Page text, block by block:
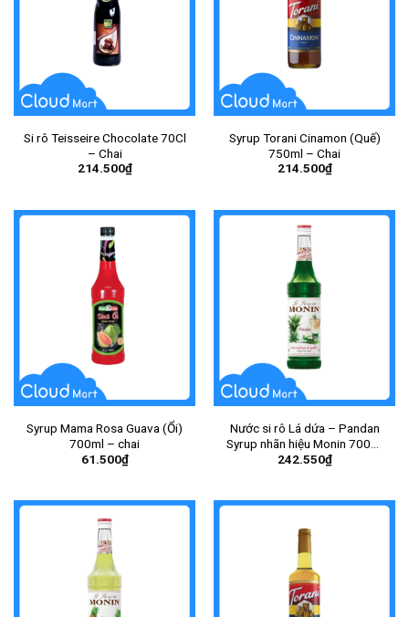
Si rô Teisseire Chocolate 70Cl
– Chai
214.500₫
Syrup Torani Cinamon (Quế)
750ml – Chai
214.500₫
Syrup Mama Rosa Guava (Ổi)
700ml – chai
61.500₫
Nước si rô Lá dứa – Pandan
Syrup nhãn hiệu Monin 700ml
– Chai
242.550₫